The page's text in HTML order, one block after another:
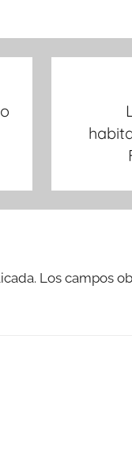
Los campos